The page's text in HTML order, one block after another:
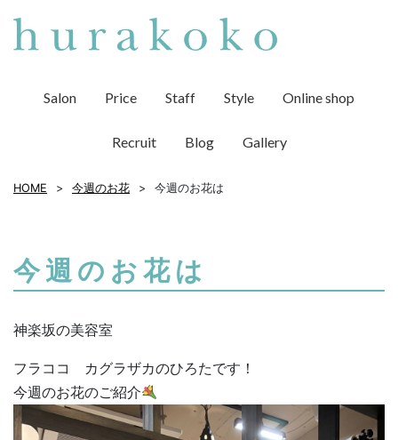
Salon Price Staff Style Online shop
Recruit Blog Gallery
HOME 今週のお花 今週のお花は
今週のお花は
神楽坂の美容室
フラココ カグラザカのひろたです！
今週のお花のご紹介